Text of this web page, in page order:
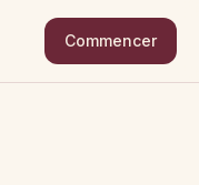
Commencer